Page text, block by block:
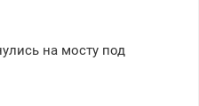
на мосту под